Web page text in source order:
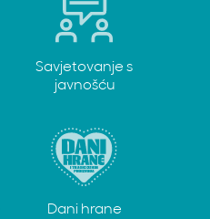
Savjetovanje s
javnošću
Dani hrane